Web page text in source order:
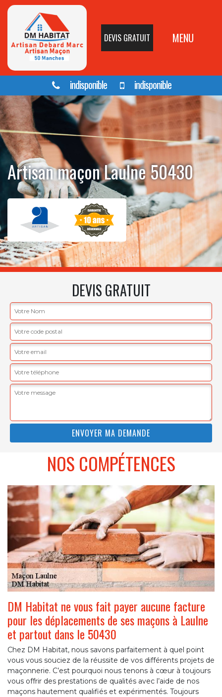
DEVIS GRATUIT MENU
indisponible indisponible
Artisan maçon Laulne 50430
DEVIS GRATUIT
NOS COMPÉTENCES
DM Habitat ne vous fait payer aucune facture
pour les déplacements de ses maçons à Laulne
et partout dans le 50430
Chez DM Habitat, nous savons parfaitement à quel point
vous vous souciez de la réussite de vos différents projets de
maçonnerie. C’est pourquoi nous tenons à cœur à toujours
vous offrir des prestations de qualités avec l’aide de nos
maçons hautement qualifiés et expérimentés. Toujours